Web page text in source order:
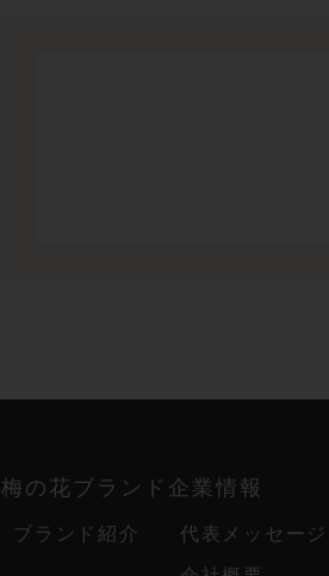
梅の花ブランド
ブランド紹介
企業情報
代表メッセージ